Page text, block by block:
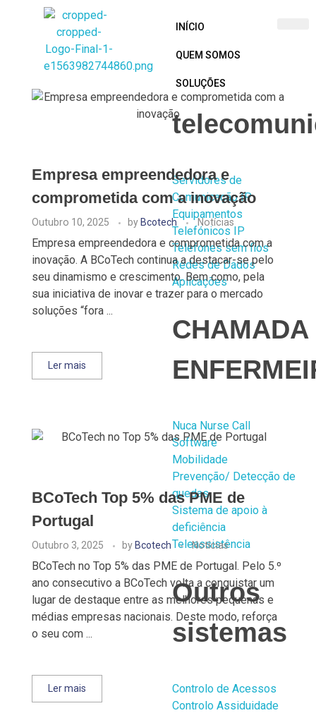
INÍCIO
QUEM SOMOS
SOLUÇÕES
Servidores de
Comunicação IP
Equipamentos
Telefónicos IP
Telefones sem fios
Redes de Dados
Aplicações
CHAMADA
Nuca Nurse Call
Software
Mobilidade
Prevenção/ Detecção de
quedas
Sistema de apoio à
deficiência
Teleassistência
Outros
sistemas
Controlo de Acessos
Controlo Assiduidade
Empresa empreendedora e
comprometida com a inovação
Outubro 10, 2025 by Bcotech Notícias
Empresa empreendedora e comprometida com a
inovação. A BCoTech continua a destacar-se pelo
seu dinamismo e crescimento. Bem como, pela
sua iniciativa de inovar e trazer para o mercado
soluções “fora ...
Ler mais
BCoTech Top 5% das PME de
Portugal
Outubro 3, 2025 by Bcotech Notícias
BCoTech no Top 5% das PME de Portugal. Pelo 5.º
ano consecutivo a BCoTech volta a conquistar um
lugar de destaque entre as melhores pequenas e
médias empresas nacionais. Deste modo, reforça
o seu com ...
Ler mais